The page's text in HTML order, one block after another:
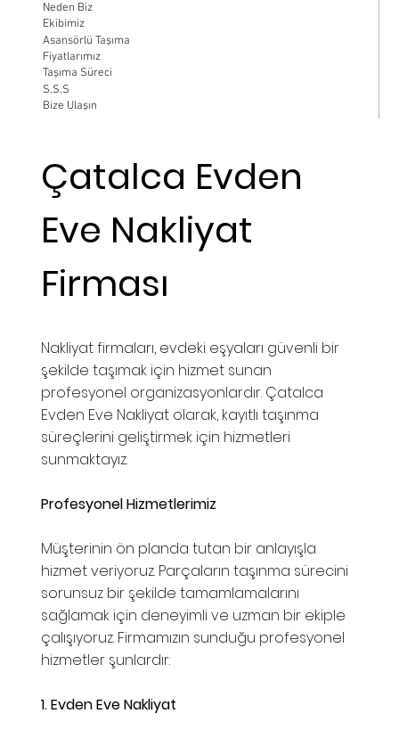
Çatalca Evden
Eve Nakliyat
Firması
Nakliyat firmaları, evdeki eşyaları güvenli bir
şekilde taşımak için hizmet sunan
profesyonel organizasyonlardır. Çatalca
Evden Eve Nakliyat olarak, kayıtlı taşınma
süreçlerini geliştirmek için hizmetleri
sunmaktayız.
Profesyonel Hizmetlerimiz
Müşterinin ön planda tutan bir anlayışla
hizmet veriyoruz. Parçaların taşınma sürecini
sorunsuz bir şekilde tamamlamalarını
sağlamak için deneyimli ve uzman bir ekiple
çalışıyoruz. Firmamızın sunduğu profesyonel
hizmetler şunlardır:
1. Evden Eve Nakliyat
Neden Biz
Ekibimiz
Asansörlü Taşıma
Fiyatlarımız
Taşıma Süreci
S.S.S
Bize Ulaşın